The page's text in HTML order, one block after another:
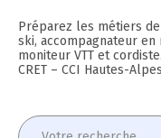
Préparez les métiers
ski, accompagnateur
moniteur VTT et
CRET – CCI Hautes-